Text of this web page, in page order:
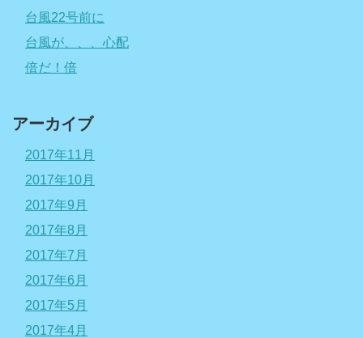
台風22号前に
台風が、、、心配
倍だ！倍
アーカイブ
2017年11月
2017年10月
2017年9月
2017年8月
2017年7月
2017年6月
2017年5月
2017年4月